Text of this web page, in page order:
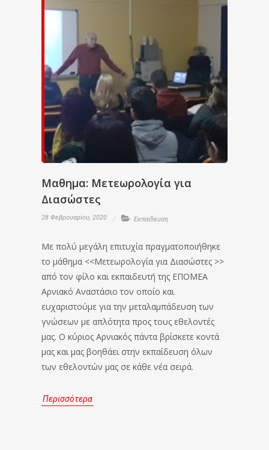
Μαθημα: Μετεωρολογία για
Διασώστες
28 Φεβρουαρίου, 2020 Εκπαίδευση
Με πολύ μεγάλη επιτυχία πραγματοποιήθηκε
το μάθημα <<Μετεωρολογία για Διασώστες >>
από τον φίλο και εκπαιδευτή της ΕΠΟΜΕΑ
Αρνιακό Αναστάσιο τον οποίο και
ευχαριστούμε για την μεταλαμπάδευση των
γνώσεων με απλότητα προς τους εθελοντές
μας. Ο κύριος Αρνιακός πάντα βρίσκετε κοντά
μας και μας βοηθάει στην εκπαίδευση όλων
των εθελοντών μας σε κάθε νέα σειρά.
Περισσότερα